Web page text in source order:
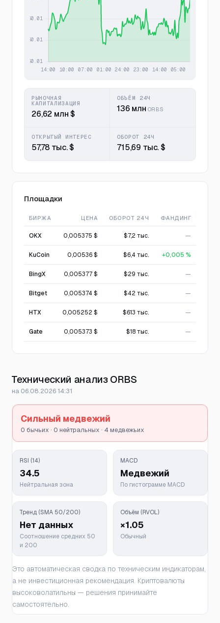
РЫНОЧНАЯ
КАПИТАЛИЗАЦИЯ
26,62 млн $
ОБЪЁМ 24Ч
136 млн ORBS
ОТКРЫТЫЙ ИНТЕРЕС
57,78 тыс. $
ОБОРОТ 24Ч
715,69 тыс. $
Площадки
БИРЖА ЦЕНА ОБОРОТ 24Ч ФАНДИНГ
OKX 0,005375 $ $7,2 тыс. —
KuCoin 0,00536 $ $6,4 тыс. +0,005 %
BingX 0,005377 $ $29 тыс. —
Bitget 0,005374 $ $42 тыс. —
HTX 0,005252 $ $613 тыс. —
Gate 0,005373 $ $18 тыс. —
Технический анализ ORBS
на 06.08.2026 14:31
Сильный медвежий
0 бычьих · 0 нейтральных · 4 медвежьих
RSI (14)
34.5
Нейтральная зона
MACD
Медвежий
По гистограмме MACD
Тренд (SMA 50/200)
Нет данных
Соотношение средних 50
и 200
Объём (RVOL)
×1.05
Обычный
Это автоматическая сводка по техническим индикаторам,
а не инвестиционная рекомендация. Криптовалюты
высоковолатильны — решения принимайте
самостоятельно.